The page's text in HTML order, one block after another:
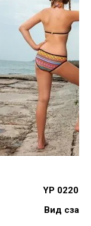
YP 022002
Вид сзади